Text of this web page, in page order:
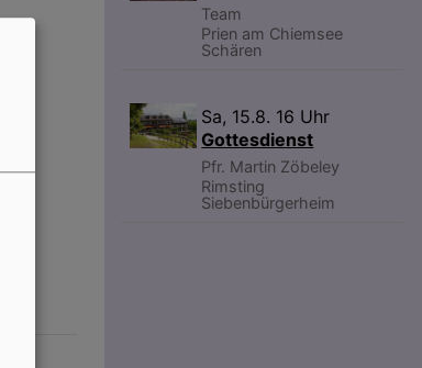
Team
Prien am Chiemsee
Schären
Sa, 15.8. 16 Uhr
Gottesdienst
Pfr. Martin Zöbeley
Rimsting
Siebenbürgerheim